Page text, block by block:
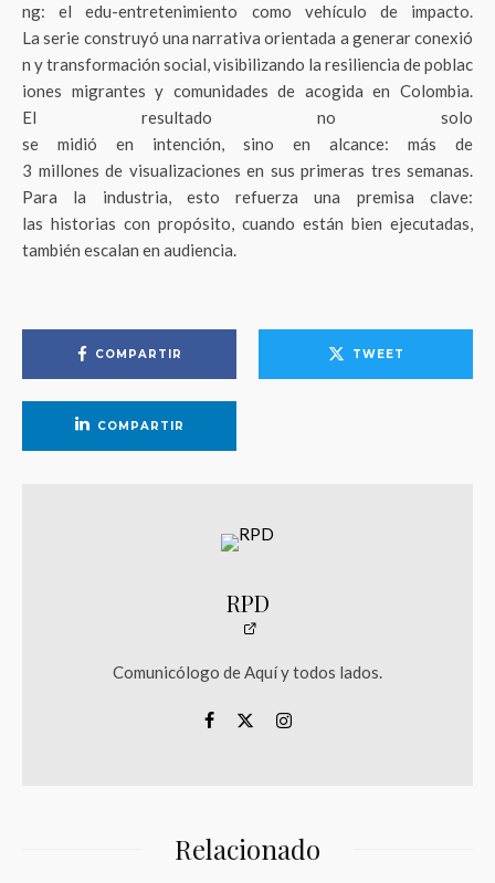
ng: el edu-entretenimiento como vehículo de impacto.
La serie construyó una narrativa orientada a generar conexió
n y transformación social, visibilizando la resiliencia de poblac
iones migrantes y comunidades de acogida en Colombia.
El resultado no solo
se midió en intención, sino en alcance: más de
3 millones de visualizaciones en sus primeras tres semanas.
Para la industria, esto refuerza una premisa clave:
las historias con propósito, cuando están bien ejecutadas,
también escalan en audiencia.
COMPARTIR TWEET
COMPARTIR
RPD
Comunicólogo de Aquí y todos lados.
Relacionado